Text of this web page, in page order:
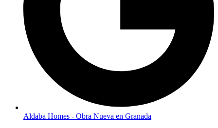
Aldaba Homes - Obra Nueva en Granada